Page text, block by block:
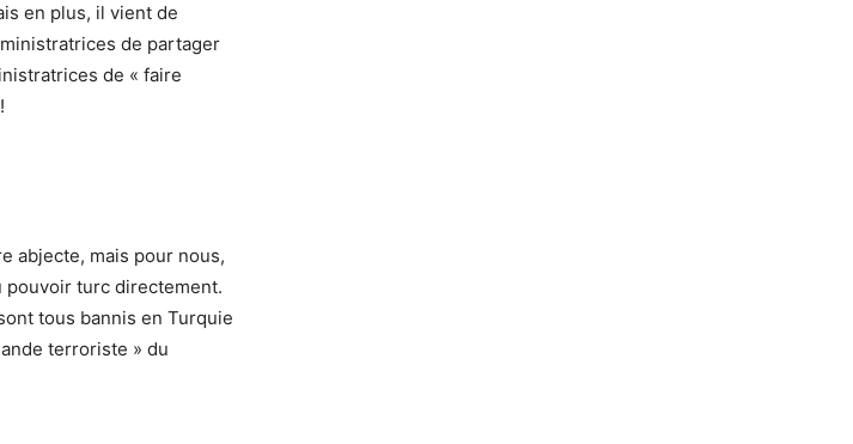
en plus, il vient de
de partager
de « faire
abjecte, mais pour nous,
pouvoir turc directement.
tous bannis en Turquie
terroriste » du